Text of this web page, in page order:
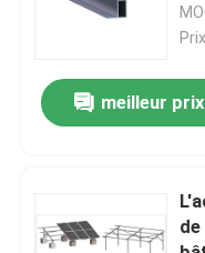
Contrôle de qualité
Contactez-nous
picovolte solaire
meilleur prix